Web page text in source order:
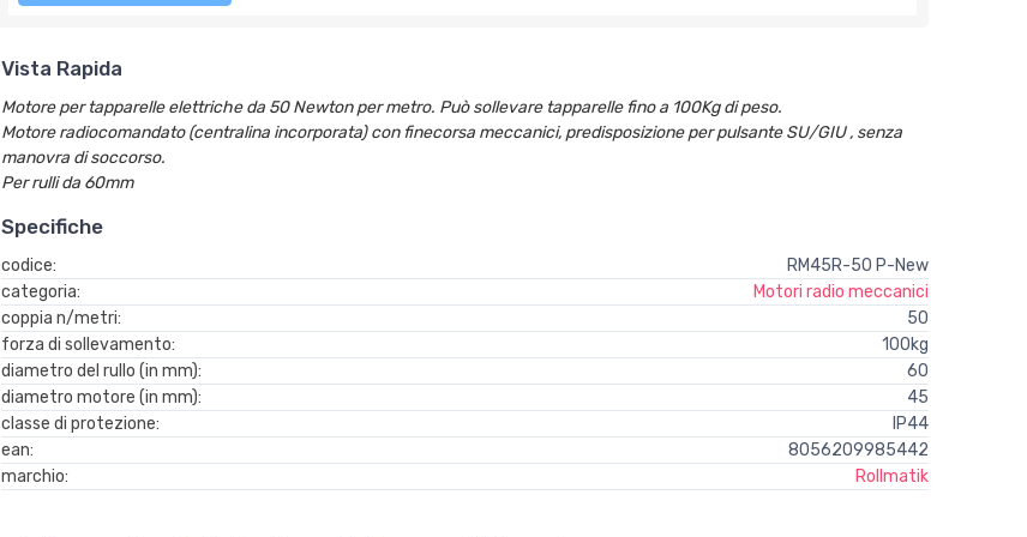
Vista Rapida
Motore per tapparelle elettriche da 50 Newton per metro. Può sollevare tapparelle fino a 100Kg di peso.
Motore radiocomandato (centralina incorporata) con finecorsa meccanici, predisposizione per pulsante SU/GIU , senza
manovra di soccorso.
Per rulli da 60mm
Specifiche
codice:
RM45R-50 P-New
categoria:
Motori radio meccanici
coppia n/metri:
50
forza di sollevamento:
100kg
diametro del rullo (in mm):
60
diametro motore (in mm):
45
classe di protezione:
IP44
ean:
8056209985442
marchio:
Rollmatik